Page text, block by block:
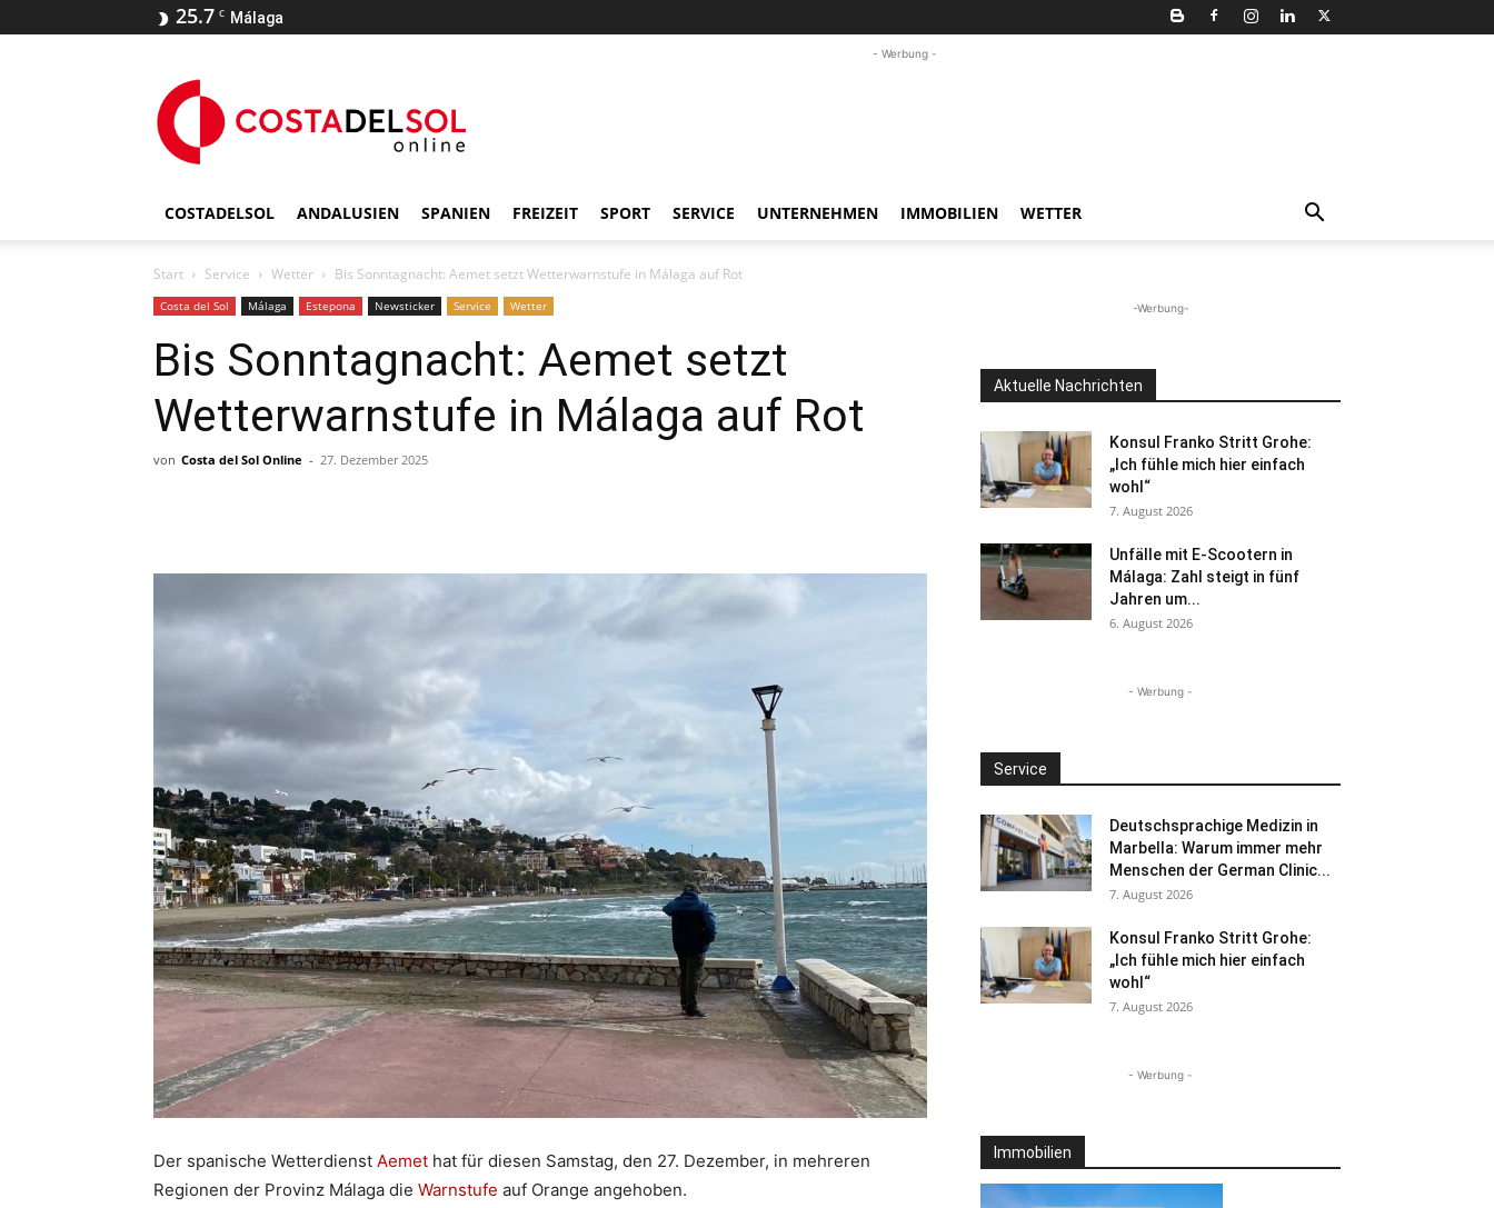
25.7 C Málaga
- Werbung -
COSTADELSOL ANDALUSIEN SPANIEN FREIZEIT SPORT SERVICE UNTERNEHMEN IMMOBILIEN WETTER
Start Service Wetter Bis Sonntagnacht: Aemet setzt Wetterwarnstufe in Málaga auf Rot
Costa del Sol Málaga Estepona Newsticker Service Wetter
Bis Sonntagnacht: Aemet setzt
Wetterwarnstufe in Málaga auf Rot
von Costa del Sol Online - 27. Dezember 2025
Der spanische Wetterdienst Aemet hat für diesen Samstag, den 27. Dezember, in mehreren
Regionen der Provinz Málaga die Warnstufe auf Orange angehoben.
-Werbung-
Aktuelle Nachrichten
Konsul Franko Stritt Grohe:
„Ich fühle mich hier einfach
wohl“
7. August 2026
Unfälle mit E-Scootern in
Málaga: Zahl steigt in fünf
Jahren um...
6. August 2026
- Werbung -
Service
Deutschsprachige Medizin in
Marbella: Warum immer mehr
Menschen der German Clinic...
7. August 2026
Konsul Franko Stritt Grohe:
„Ich fühle mich hier einfach
wohl“
7. August 2026
- Werbung -
Immobilien